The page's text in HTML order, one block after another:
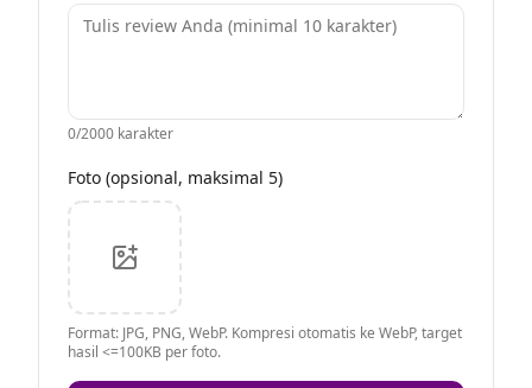
0/2000 karakter
Foto (opsional, maksimal 5)
Format: JPG, PNG, WebP. Kompresi otomatis ke WebP, target
hasil <=100KB per foto.